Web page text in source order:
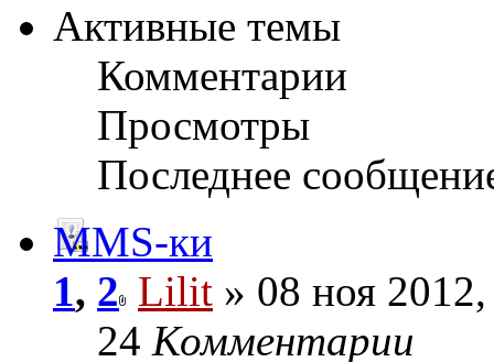
Активные темы
Комментарии
Просмотры
Последнее
MMS-ки
1, 2 Lilit » 08 ноя
24 Комментарии